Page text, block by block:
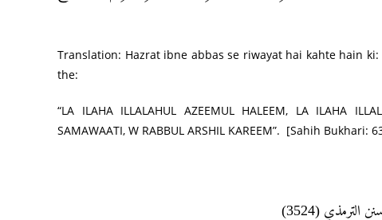
Translation: Hazrat ibne abbas se riwayat hai kahte hain
the:
“LA ILAHA ILLALAHUL AZEEMUL HALEEM, LA ILAHA
SAMAWAATI, W RABBUL ARSHIL KAREEM”. [Sahih Bukhari:
(3524)